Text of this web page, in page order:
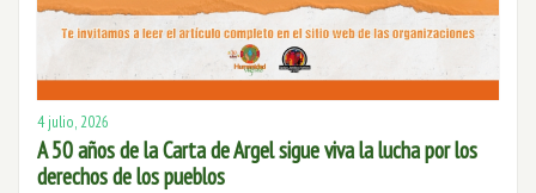
4 julio, 2026
A 50 años de la Carta de Argel sigue viva la lucha por los
derechos de los pueblos